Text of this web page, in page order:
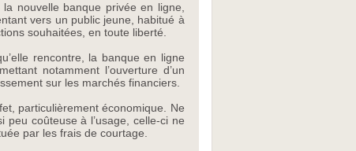
nouvelle banque privée en ligne,
vers un public jeune, habitué à
souhaitées, en toute liberté.
rencontre, la banque en ligne
notamment l’ouverture d’un
sur les marchés financiers.
particulièrement économique. Ne
peu coûteuse à l’usage, celle-ci ne
par les frais de courtage.